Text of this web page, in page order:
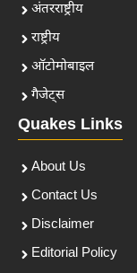
अंतरराष्ट्रीय
राष्ट्रीय
ऑटोमोबाइल
गैजेट्स
Quakes Links
About Us
Contact Us
Disclaimer
Editorial Policy